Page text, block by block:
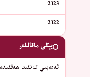
2023
2022
يېڭى ماقالىلەر
ئەدەبىي تەنقىد ھەققىدە